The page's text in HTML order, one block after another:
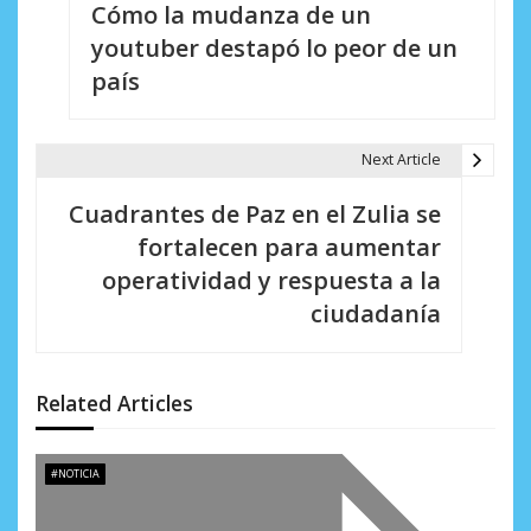
d
e
e
Cómo la mudanza de un
youtuber destapó lo peor de un
país
Next Article
Cuadrantes de Paz en el Zulia se
fortalecen para aumentar
operatividad y respuesta a la
ciudadanía
Related Articles
#NOTICIA